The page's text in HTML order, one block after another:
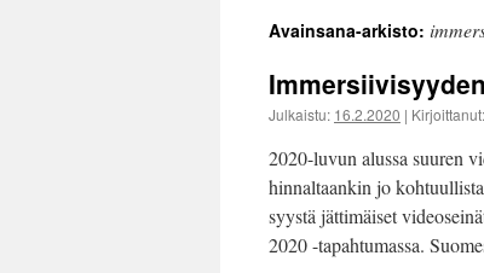
Avainsana-arkisto:
Julkaistu: 16.2.2020 | Kirjoittanut:
2020-luvun alussa suuren
hinnaltaankin jo
syystä jättimäiset
2020 -tapahtumassa.